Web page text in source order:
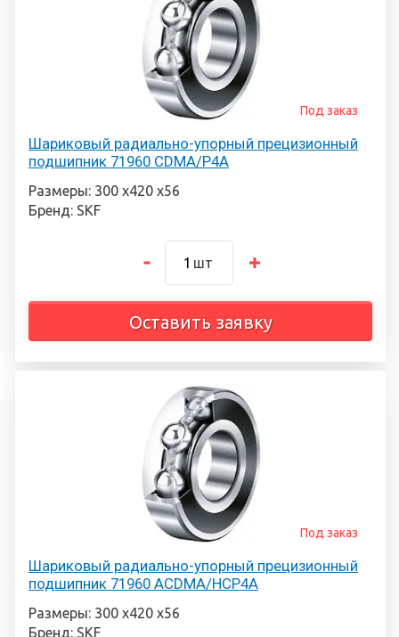
Шариковый радиально-упорный прецизионный
подшипник 71960 CDMA/P4A
Под заказ
Размеры: 300 х420 х56
Бренд: SKF
шт
Оставить заявку
Шариковый радиально-упорный прецизионный
подшипник 71960 ACDMA/HCP4A
Под заказ
Размеры: 300 х420 х56
Бренд: SKF